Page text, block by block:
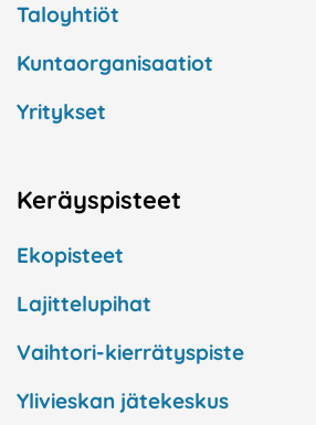
Taloyhtiöt
Kuntaorganisaatiot
Yritykset
Keräyspisteet
Ekopisteet
Lajittelupihat
Vaihtori-kierrätyspiste
Ylivieskan jätekeskus